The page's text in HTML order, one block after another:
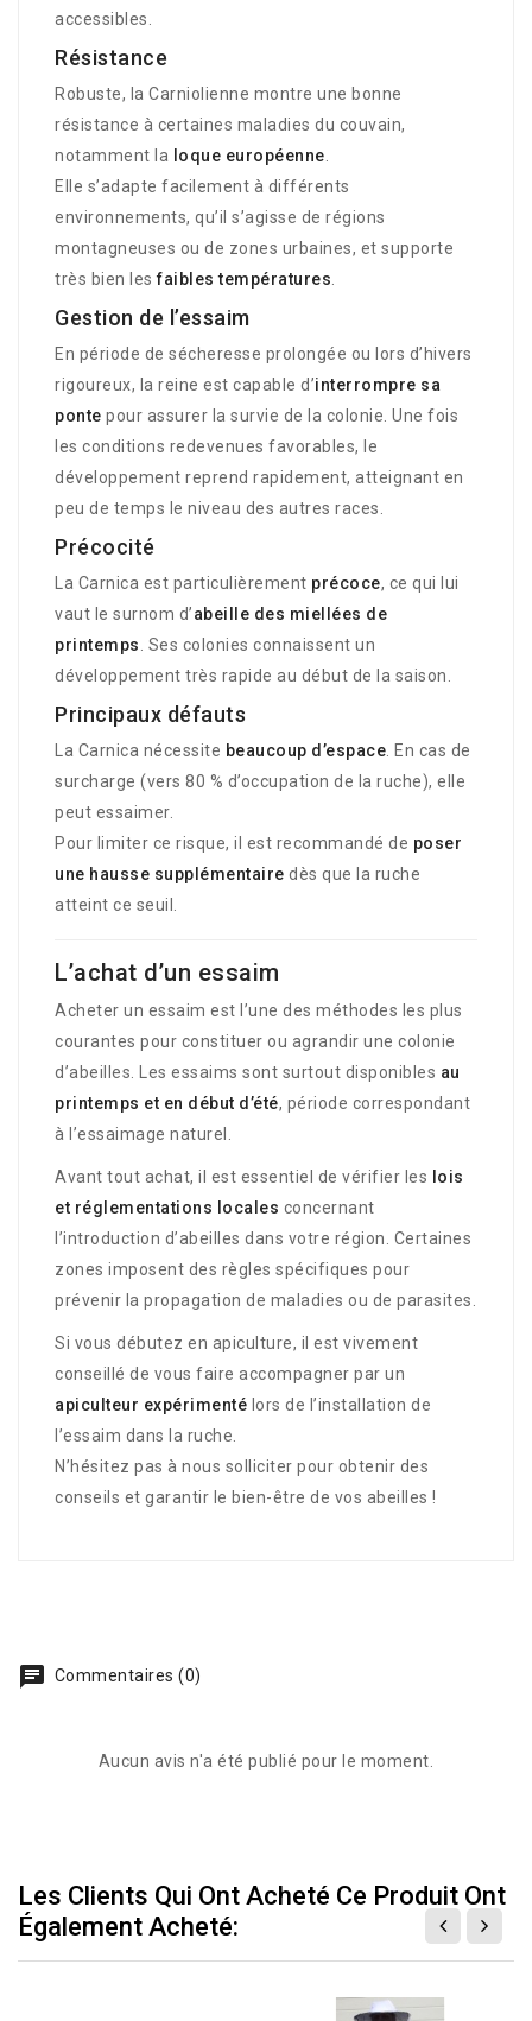
accessibles.
Résistance
Robuste, la Carniolienne montre une bonne
résistance à certaines maladies du couvain,
notamment la
loque européenne
Elle s’adapte facilement à différents
environnements, qu’il s’agisse de régions
montagneuses ou de zones urbaines, et supporte
très bien lesfaibles températures
Gestion de l’essaim
En période de sécheresse prolongée ou lors d’hivers
rigoureux, la reine est capable d’interrompre sa
ponte pour assurer la survie de la colonie. Une fois
les conditions redevenues favorables, le
développement reprend rapidement, atteignant en
peu de temps le niveau des autres races.
Précocité
La Carnica est particulièrement précoce, ce qui lui
vaut le surnom d’abeille des miellées de
printemps . Ses colonies connaissent un
développement très rapide au début de la saison.
Principaux défauts
La Carnica nécessite beaucoup d’espace . En cas de
surcharge (vers 80 % d’occupation de la ruche), elle
peut essaimer.
Pour limiter ce risque, il est recommandé de poser
une hausse supplémentaire dès que la ruche
atteint ce seuil.
L’achat d’un essaim
Acheter un essaim est l’une des méthodes les plus
courantes pour constituer ou agrandir une colonie
d’abeilles. Les essaims sont surtout disponibles au
printemps et en début d’été, période correspondant
à l’essaimage naturel.
Avant tout achat, il est essentiel de vérifier les
lois
et réglementations locales concernant
l’introduction d’abeilles dans votre région. Certaines
zones imposent des règles spécifiques pour
prévenir la propagation de maladies ou de parasites.
Si vous débutez en apiculture, il est vivement
conseillé de vous faire accompagner par un
apiculteur expérimenté lors de l’installation de
l’essaim dans la ruche.
N’hésitez pas à nous solliciter pour obtenir des
conseils et garantir le bien-être de vos abeilles !
Commentaires (0)
Aucun avis n'a été publié pour le moment.
Les Clients Qui Ont Acheté Ce Produit Ont
Également Acheté: